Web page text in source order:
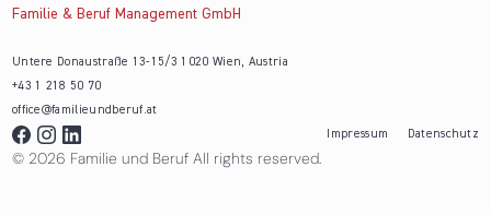
Familie & Beruf Management GmbH
Untere Donaustraße 13-15/3 1020 Wien, Austria
+43 1 218 50 70
office@familieundberuf.at
Impressum
Datenschutz
© 2026 Familie und Beruf All rights reserved.